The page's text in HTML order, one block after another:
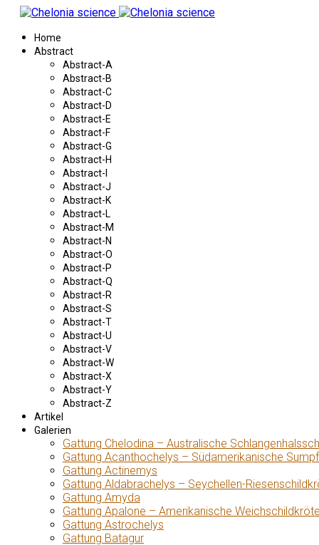
Home
Abstract
Abstract-A
Abstract-B
Abstract-C
Abstract-D
Abstract-E
Abstract-F
Abstract-G
Abstract-H
Abstract-I
Abstract-J
Abstract-K
Abstract-L
Abstract-M
Abstract-N
Abstract-O
Abstract-P
Abstract-Q
Abstract-R
Abstract-S
Abstract-T
Abstract-U
Abstract-V
Abstract-W
Abstract-X
Abstract-Y
Abstract-Z
Artikel
Galerien
Gattung Chelodina – Australische
Gattung Acanthochelys – Südamerikanische
Gattung Actinemys
Gattung Aldabrachelys – Seychellen-
Gattung Amyda
Gattung Apalone – Amerikanische
Gattung Astrochelys
Gattung Batagur